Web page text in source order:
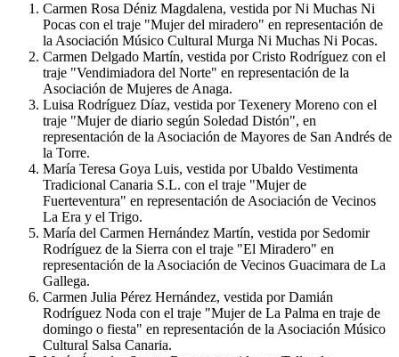
Carmen Rosa Déniz Magdalena, vestida por Ni Muchas Ni
Pocas con el traje "Mujer del miradero" en representación de
la Asociación Músico Cultural Murga Ni Muchas Ni Pocas.
Carmen Delgado Martín, vestida por Cristo Rodríguez con el
traje "Vendimiadora del Norte" en representación de la
Asociación de Mujeres de Anaga.
Luisa Rodríguez Díaz, vestida por Texenery Moreno con el
traje "Mujer de diario según Soledad Distón", en
representación de la Asociación de Mayores de San Andrés de
la Torre.
María Teresa Goya Luis, vestida por Ubaldo Vestimenta
Tradicional Canaria S.L. con el traje "Mujer de
Fuerteventura" en representación de Asociación de Vecinos
La Era y el Trigo.
María del Carmen Hernández Martín, vestida por Sedomir
Rodríguez de la Sierra con el traje "El Miradero" en
representación de la Asociación de Vecinos Guacimara de La
Gallega.
Carmen Julia Pérez Hernández, vestida por Damián
Rodríguez Noda con el traje "Mujer de La Palma en traje de
domingo o fiesta" en representación de la Asociación Músico
Cultural Salsa Canaria.